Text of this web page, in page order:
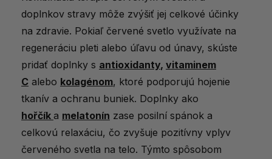
doplnkov stravy môže zvýšiť jej celkové účinky
na zdravie. Pokiaľ červené svetlo využívate na
regeneráciu pleti alebo úľavu od únavy, skúste
pridať doplnky s antioxidanty, vitaminem
C alebo kolagénom, ktoré podporujú hojenie
tkanív a ochranu buniek. Doplnky ako
hořčík a melatonín zase posilní spánok a
celkovú relaxáciu, čo zvyšuje pozitívny vplyv
červeného svetla na telo. Týmto spôsobom